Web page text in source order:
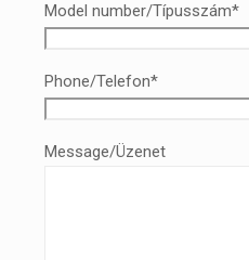
Model number/Típusszám*
Phone/Telefon*
Message/Üzenet